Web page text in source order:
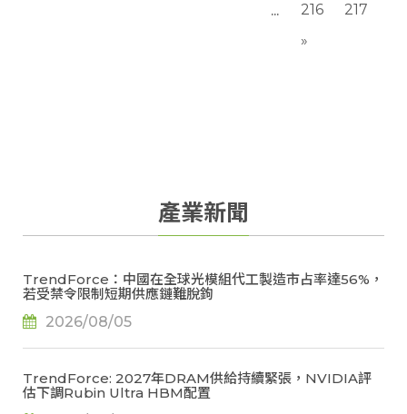
...
216
217
»
產業新聞
TrendForce：中國在全球光模組代工製造市占率達56%，
若受禁令限制短期供應鏈難脫鉤
2026/08/05
TrendForce: 2027年DRAM供給持續緊張，NVIDIA評
估下調Rubin Ultra HBM配置